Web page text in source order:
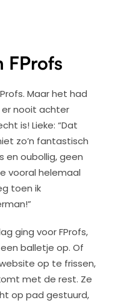
FProfs
Maar het had
nooit achter
is! Lieke: “Dat
zo’n fantastisch
en oubollig, geen
vooral helemaal
toen ik
ging voor FProfs,
balletje op. Of
op te frissen,
met de rest. Ze
op pad gestuurd,